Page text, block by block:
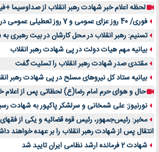
لحظه اعلام خبر شهادت رهبر انقلاب از صداوسیما
فوری/ 40 روز عزای عمومی و 7 روز تعطیلی عمومی در ایران اعلام شد
تسنیم: رهبر انقلاب در محل کارشان در بیت رهبری
بیانیه مهم هیات دولت در پی شهادت رهبر انقلاب
مقتدی صدر شهادت رهبر انقلاب را تسلیت گفت
بیانیه ستاد کل نیروهای مسلح در پی شهادت رهبر
حال و هوای حرم امام رضا(ع) لحظاتی پس از اعلام
نورنیوز: علی شمخانی و سرلشکر پاکپور به شهادت
مخبر: رئیس‌جمهور، رئیس قوه ‌قضائیه و یکی از
انتقال پس ‌از شهادت رهبر انقلاب را بر عهده خواهند
شهادت 2 فرمانده ارشد نظامی ایران تایید شد